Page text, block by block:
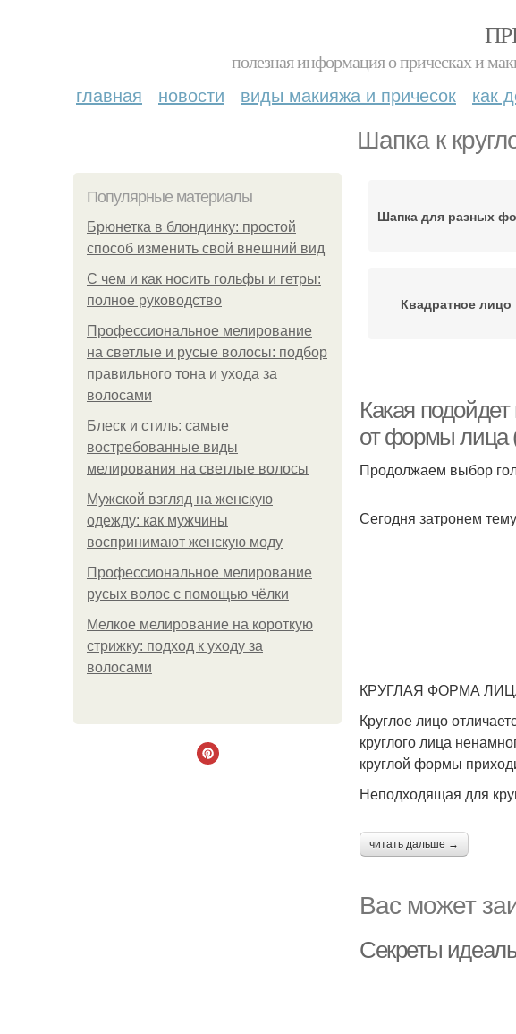
полезная информация о прическах и
главная новости виды макияжа и причесок как
Шапка к
Популярные материалы
Брюнетка в блондинку: простой
способ изменить свой внешний вид
С чем и как носить гольфы и гетры:
полное руководство
Профессиональное мелирование
на светлые и русые волосы: подбор
правильного тона и ухода за
волосами
Блеск и стиль: самые
востребованные виды
мелирования на светлые волосы
Мужской взгляд на женскую
одежду: как мужчины
воспринимают женскую моду
Профессиональное мелирование
русых волос с помощью чёлки
Мелкое мелирование на короткую
стрижку: подход к уходу за
волосами
Шапка для разных
Квадратное лицо
лица
Какая
от формы лица
Продолжаем выбор
Сегодня затронем
КРУГЛАЯ ФОРМА
Круглое лицо
круглого лица
круглой формы
Неподходящая для
читать дальше →
Вас может
Секреты